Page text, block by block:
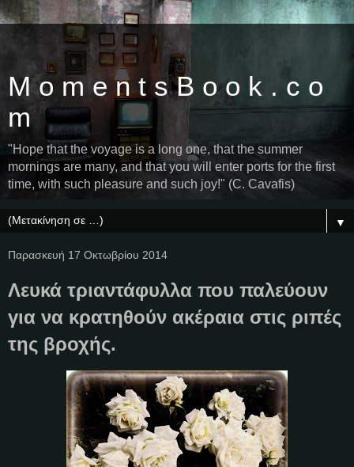
M o m e n t s B o o k . c o
m
"Hope that the voyage is a long one, that the summer
mornings are many, and that you will enter ports for the first
time, with such pleasure and such joy!" (C. Cavafis)
▼
Παρασκευή 17 Οκτωβρίου 2014
Λευκά τριαντάφυλλα που παλεύουν
για να κρατηθούν ακέραια στις ριπές
της βροχής.